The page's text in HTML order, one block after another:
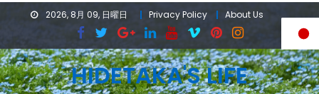
2026, 8月 09, 日曜日 Privacy Policy About Us
HIDETAKA'S LIFE